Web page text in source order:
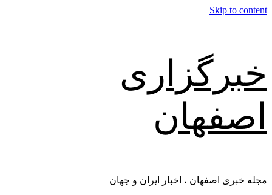
Skip to content
خبرگزاری
اصفهان
مجله خبری اصفهان ، اخبار ایران و جهان